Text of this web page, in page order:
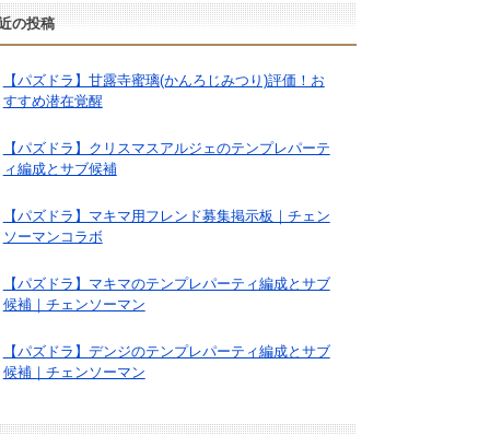
の投稿
【パズドラ】甘露寺蜜璃(かんろじみつり)評価！お
すすめ潜在覚醒
【パズドラ】クリスマスアルジェのテンプレパーテ
ィ編成とサブ候補
【パズドラ】マキマ用フレンド募集掲示板｜チェン
ソーマンコラボ
【パズドラ】マキマのテンプレパーティ編成とサブ
候補｜チェンソーマン
【パズドラ】デンジのテンプレパーティ編成とサブ
候補｜チェンソーマン